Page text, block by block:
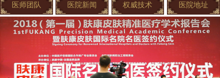
医师团队 医院新闻 权威技术 医院地址